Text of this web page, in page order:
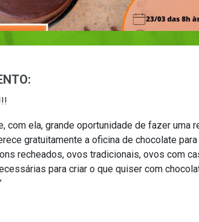
com ela, grande oportunidade de fazer uma
gratuitamente a oficina de chocolate
recheados, ovos tradicionais, ovos com
para criar o que quiser com